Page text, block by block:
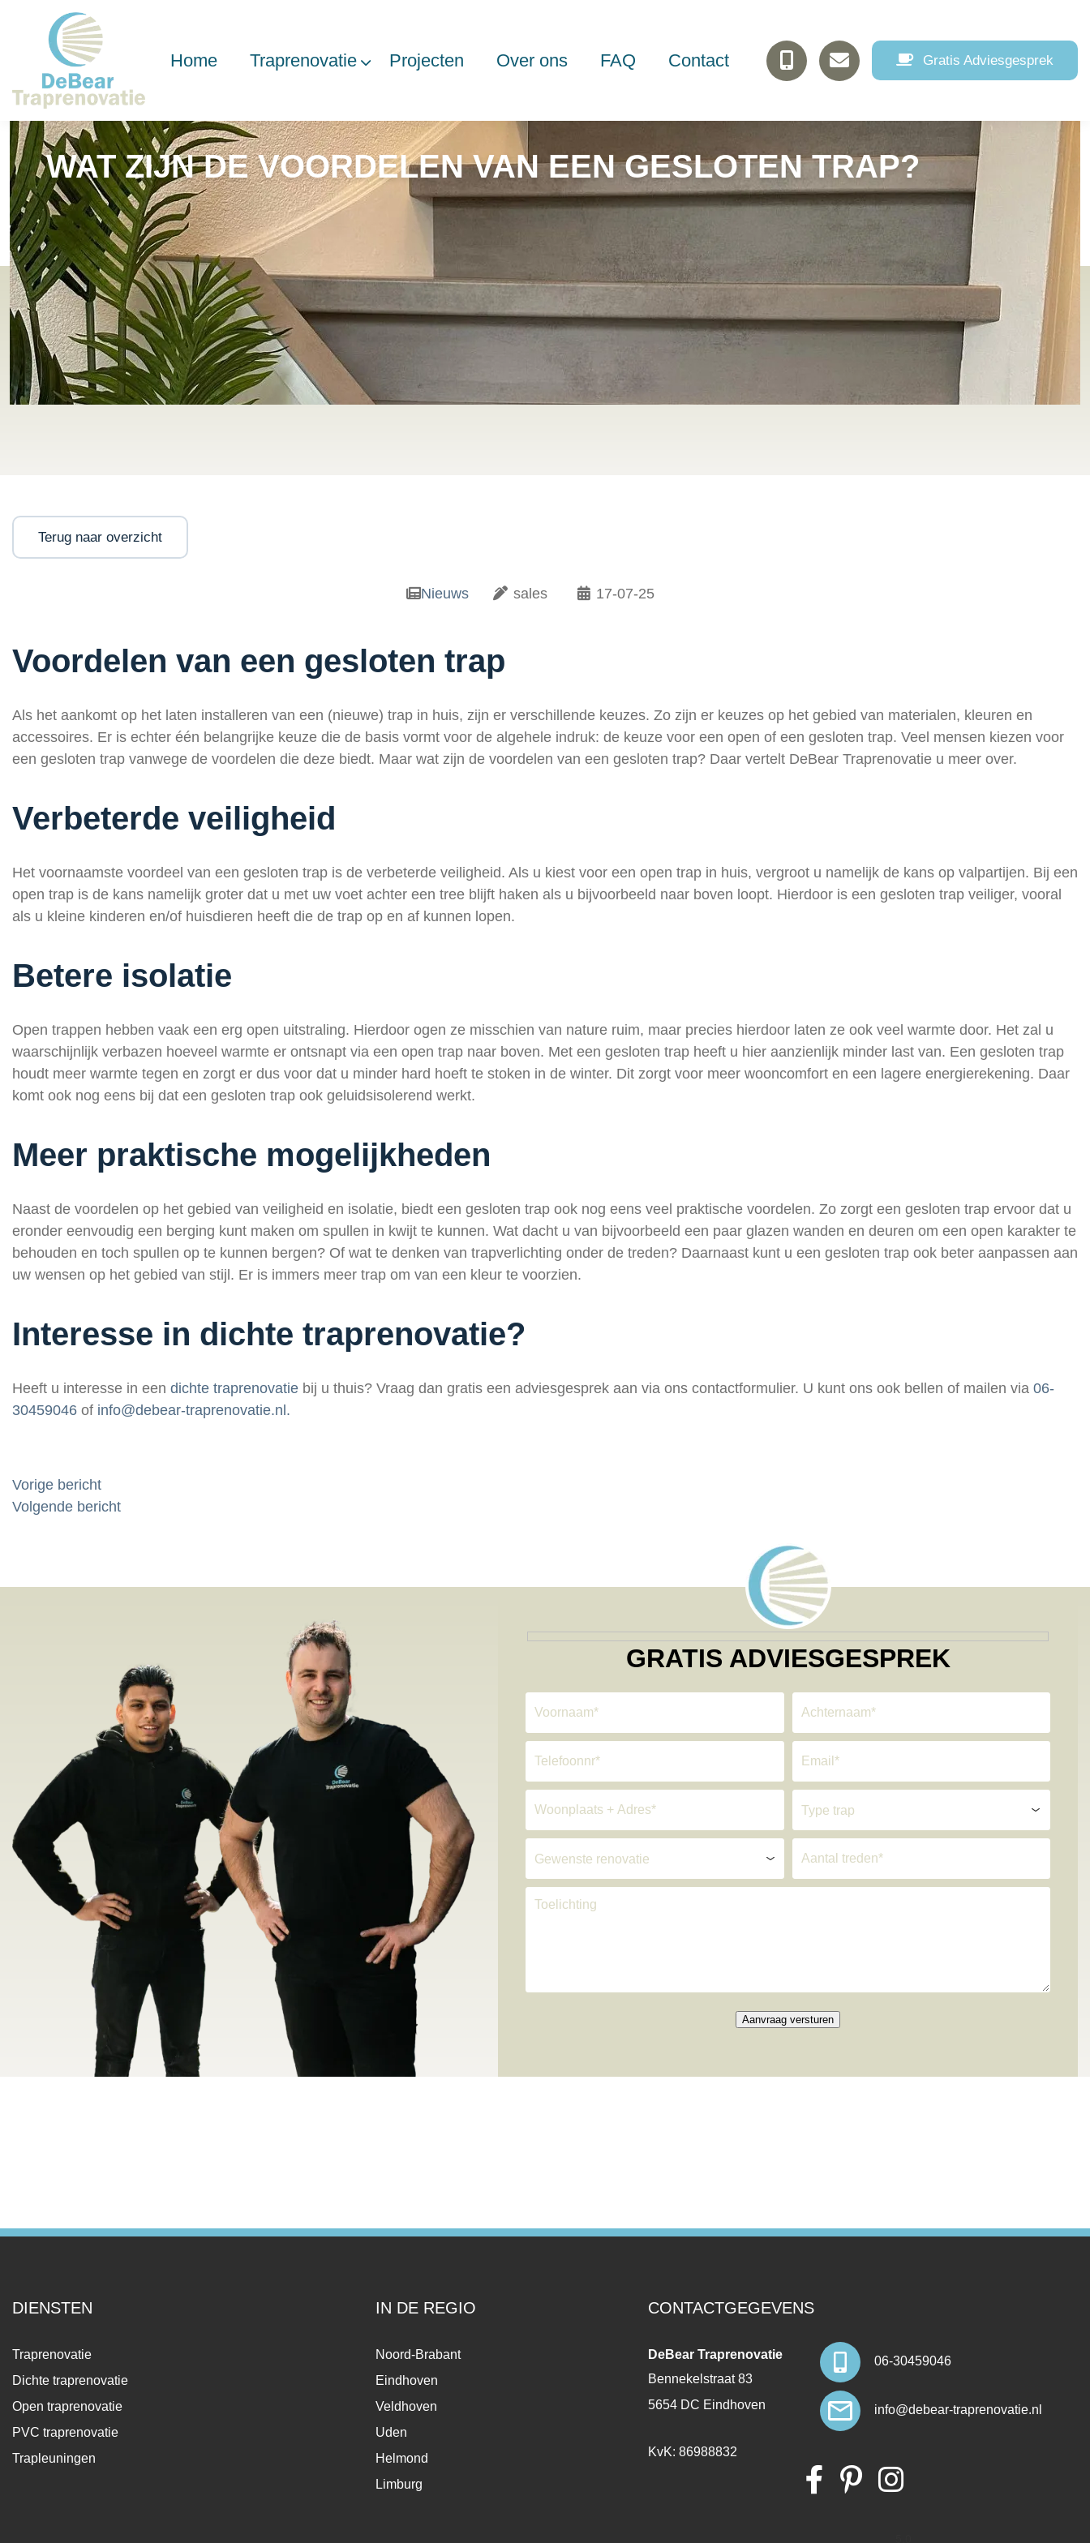
Home Traprenovatie Projecten Over ons FAQ Contact Gratis Adviesgesprek
WAT ZIJN DE VOORDELEN VAN EEN GESLOTEN TRAP?
Terug naar overzicht
Nieuws sales 17-07-25
Voordelen van een gesloten trap
Als het aankomt op het laten installeren van een (nieuwe) trap in huis, zijn er verschillende keuzes. Zo zijn er keuzes op het gebied van materialen, kleuren en
accessoires. Er is echter één belangrijke keuze die de basis vormt voor de algehele indruk: de keuze voor een open of een gesloten trap. Veel mensen kiezen voor
een gesloten trap vanwege de voordelen die deze biedt. Maar wat zijn de voordelen van een gesloten trap? Daar vertelt DeBear Traprenovatie u meer over.
Verbeterde veiligheid
Het voornaamste voordeel van een gesloten trap is de verbeterde veiligheid. Als u kiest voor een open trap in huis, vergroot u namelijk de kans op valpartijen. Bij een
open trap is de kans namelijk groter dat u met uw voet achter een tree blijft haken als u bijvoorbeeld naar boven loopt. Hierdoor is een gesloten trap veiliger, vooral
als u kleine kinderen en/of huisdieren heeft die de trap op en af kunnen lopen.
Betere isolatie
Open trappen hebben vaak een erg open uitstraling. Hierdoor ogen ze misschien van nature ruim, maar precies hierdoor laten ze ook veel warmte door. Het zal u
waarschijnlijk verbazen hoeveel warmte er ontsnapt via een open trap naar boven. Met een gesloten trap heeft u hier aanzienlijk minder last van. Een gesloten trap
houdt meer warmte tegen en zorgt er dus voor dat u minder hard hoeft te stoken in de winter. Dit zorgt voor meer wooncomfort en een lagere energierekening. Daar
komt ook nog eens bij dat een gesloten trap ook geluidsisolerend werkt.
Meer praktische mogelijkheden
Naast de voordelen op het gebied van veiligheid en isolatie, biedt een gesloten trap ook nog eens veel praktische voordelen. Zo zorgt een gesloten trap ervoor dat u
eronder eenvoudig een berging kunt maken om spullen in kwijt te kunnen. Wat dacht u van bijvoorbeeld een paar glazen wanden en deuren om een open karakter te
behouden en toch spullen op te kunnen bergen? Of wat te denken van trapverlichting onder de treden? Daarnaast kunt u een gesloten trap ook beter aanpassen aan
uw wensen op het gebied van stijl. Er is immers meer trap om van een kleur te voorzien.
Interesse in dichte traprenovatie?
Heeft u interesse in een dichte traprenovatie bij u thuis? Vraag dan gratis een adviesgesprek aan via ons contactformulier. U kunt ons ook bellen of mailen via 06-
30459046 of info@debear-traprenovatie.nl.
Bericht
Vorige bericht
Volgende bericht
GRATIS ADVIESGESPREK
DIENSTEN
Traprenovatie
Dichte traprenovatie
Open traprenovatie
PVC traprenovatie
Trapleuningen
IN DE REGIO
Noord-Brabant
Eindhoven
Veldhoven
Uden
Helmond
Limburg
CONTACTGEGEVENS
DeBear Traprenovatie
Bennekelstraat 83
5654 DC Eindhoven
06-30459046
info@debear-traprenovatie.nl
KvK: 86988832